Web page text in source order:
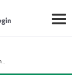
Prestador Mosaicum Espaço Clínico Eireli (51004355-5)